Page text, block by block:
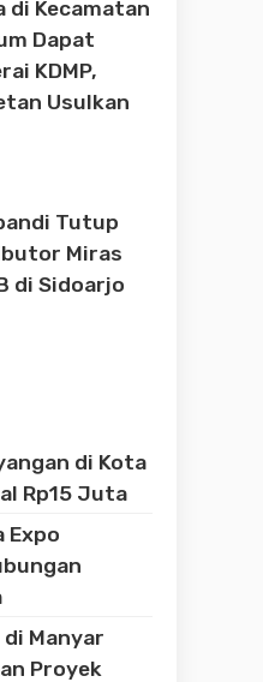
di Kecamatan
Dapat
KDMP,
Usulkan
Tutup
Miras
di Sidoarjo
di Kota
Rp15 Juta
Expo
Manyar
Proyek